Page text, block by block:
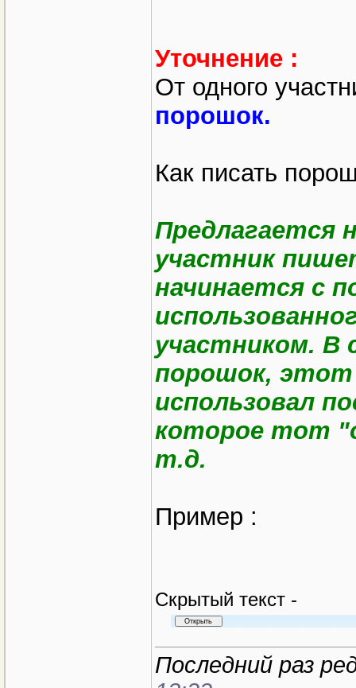
Уточнение :
От одного
порошок.
Как писать
Предлагается
участник
начинается с
участником. В
порошок, этот
использовал
которое тот
т.д.
Пример :
Cкрытый текст -
Последний раз